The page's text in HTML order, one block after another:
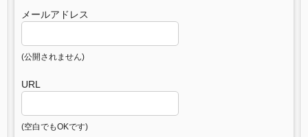
メールアドレス
(公開されません)
URL
(空白でもOKです)